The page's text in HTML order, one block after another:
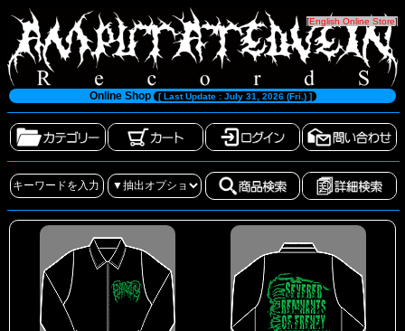
[English Online Store]
Online Shop [ Last Update : July 31, 2026 (Fri.) ]